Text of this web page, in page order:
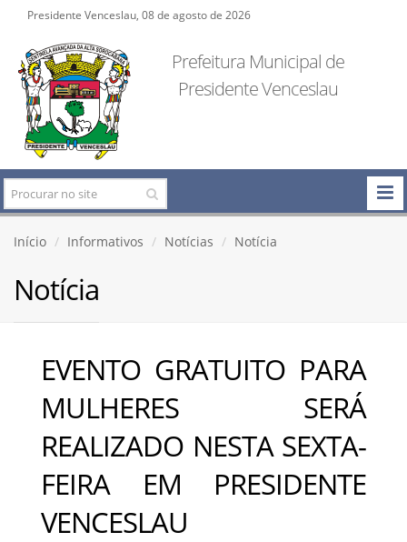
Presidente Venceslau, 08 de agosto de 2026
Prefeitura Municipal de
Presidente Venceslau
Início Informativos Notícias Notícia
Notícia
EVENTO GRATUITO PARA
MULHERES SERÁ
REALIZADO NESTA SEXTA-
FEIRA EM PRESIDENTE
VENCESLAU